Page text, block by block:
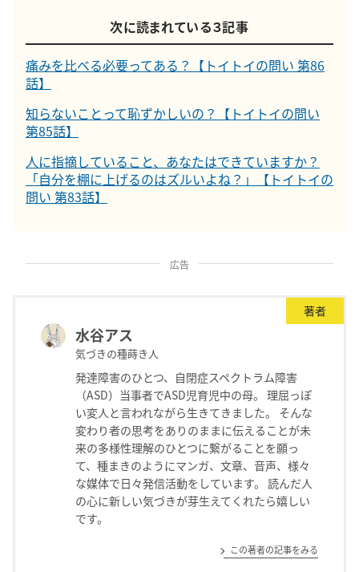
次に読まれている３記事
痛みを比べる必要ってある？【トイトイの問い 第86
話】
知らないことって恥ずかしいの？【トイトイの問い
第85話】
人に指摘していること、あなたはできていますか？
「自分を棚に上げるのはズルいよね？」【トイトイの
問い 第83話】
広告
著者
水谷アス
気づきの種蒔き人
発達障害のひとつ、自閉症スペクトラム障害
（ASD）当事者でASD児育児中の母。 理屈っぽ
い変人と言われながら生きてきました。 そんな
変わり者の思考をありのままに伝えることが未
来の多様性理解のひとつに繋がることを願っ
て、種まきのようにマンガ、文章、音声、様々
な媒体で日々発信活動をしています。 読んだ人
の心に新しい気づきが芽生えてくれたら嬉しい
です。
この著者の記事をみる